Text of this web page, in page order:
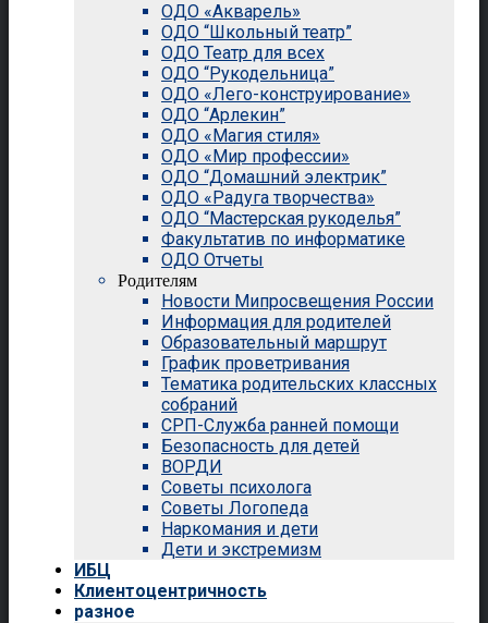
ОДО «Акварель»
ОДО “Школьный театр”
ОДО Театр для всех
ОДО “Рукодельница”
ОДО «Лего-конструирование»
ОДО “Арлекин”
ОДО «Магия стиля»
ОДО «Мир профессии»
ОДО “Домашний электрик”
ОДО «Радуга творчества»
ОДО “Мастерская рукоделья”
Факультатив по информатике
ОДО Отчеты
Родителям
Новости Мипросвещения России
Информация для родителей
Образовательный маршрут
График проветривания
Тематика родительских классных
собраний
СРП-Служба ранней помощи
Безопасность для детей
ВОРДИ
Советы психолога
Советы Логопеда
Наркомания и дети
Дети и экстремизм
ИБЦ
Клиентоцентричность
разное